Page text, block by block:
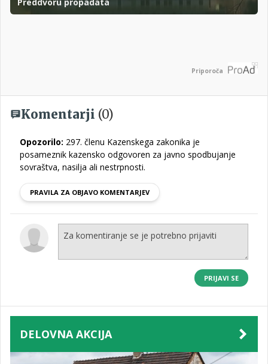
Priporoča
Komentarji (0)
Opozorilo: 297. členu Kazenskega zakonika je
posameznik kazensko odgovoren za javno spodbujanje
sovraštva, nasilja ali nestrpnosti.
PRAVILA ZA OBJAVO KOMENTARJEV
PRIJAVI SE
DELOVNA AKCIJA